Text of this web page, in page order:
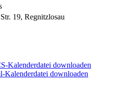
19, Regnitzlosau
Kalenderdatei downloaden
Kalenderdatei downloaden